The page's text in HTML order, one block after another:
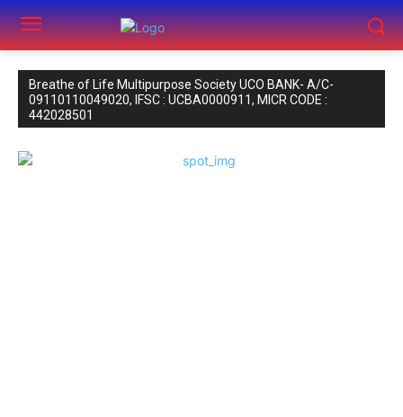
Breathe of Life Multipurpose Society UCO BANK- A/C-
09110110049020, IFSC : UCBA0000911, MICR CODE :
442028501